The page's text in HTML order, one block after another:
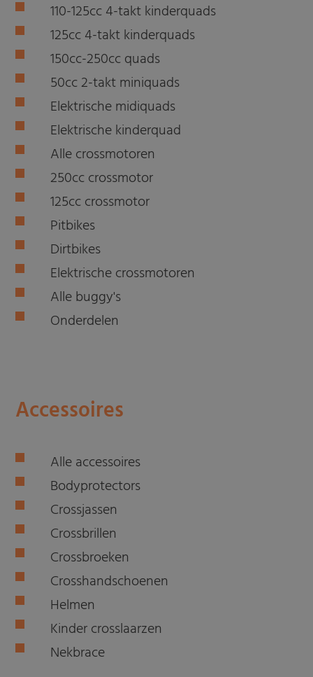
110-125cc 4-takt kinderquads
125cc 4-takt kinderquads
150cc-250cc quads
50cc 2-takt miniquads
Elektrische midiquads
Elektrische kinderquad
Alle crossmotoren
250cc crossmotor
125cc crossmotor
Pitbikes
Dirtbikes
Elektrische crossmotoren
Alle buggy's
Onderdelen
Accessoires
Alle accessoires
Bodyprotectors
Crossjassen
Crossbrillen
Crossbroeken
Crosshandschoenen
Helmen
Kinder crosslaarzen
Nekbrace